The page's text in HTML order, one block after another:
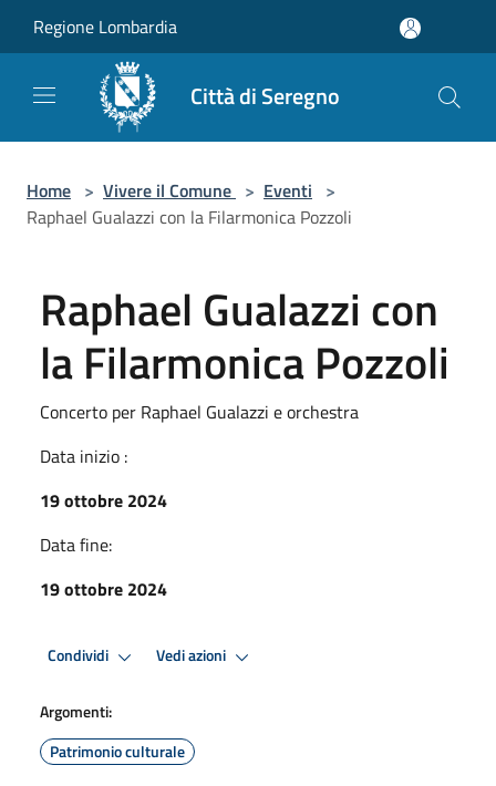
Regione Lombardia
Città di Seregno
Home > Vivere il Comune > Eventi >
Raphael Gualazzi con la Filarmonica Pozzoli
Raphael Gualazzi con
la Filarmonica Pozzoli
Concerto per Raphael Gualazzi e orchestra
Data inizio :
19 ottobre 2024
Data fine:
19 ottobre 2024
Condividi Vedi azioni
Argomenti:
Patrimonio culturale